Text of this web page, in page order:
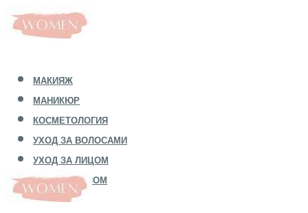
МАКИЯЖ
МАНИКЮР
КОСМЕТОЛОГИЯ
УХОД ЗА ВОЛОСАМИ
УХОД ЗА ЛИЦОМ
УХОД ЗА ТЕЛОМ